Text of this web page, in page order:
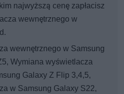
najwyższą cenę zapłacisz
wewnętrznego w
wewnętrznego w Samsung
Wymiana wyświetlacza
Galaxy Z Flip 3,4,5,
w Samsung Galaxy S22,